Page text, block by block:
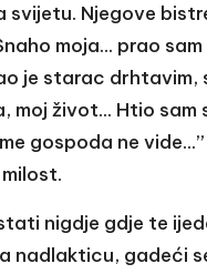
svijetu. Njegove
moja… prao
je starac drhtavim,
moj život… Htio
gospoda ne
nigdje gdje te
nadlakticu, gadeći